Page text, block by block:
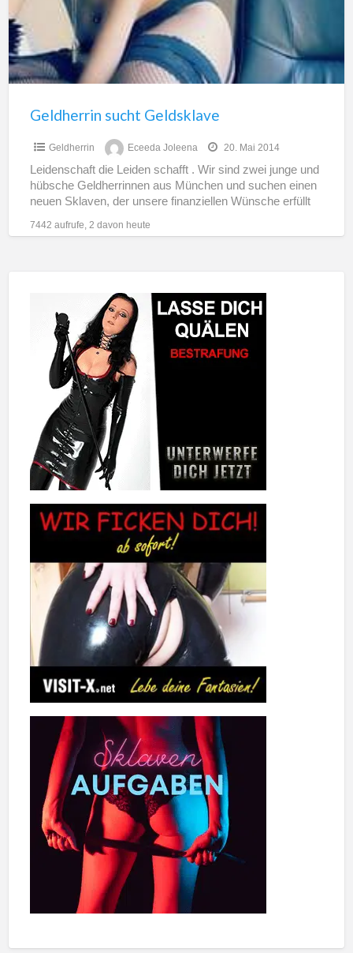
Geldherrin sucht Geldsklave
Geldherrin Eceeda Joleena 20. Mai 2014
Leidenschaft die Leiden schafft . Wir sind zwei junge und
hübsche Geldherrinnen aus München und suchen einen
neuen Sklaven, der unsere finanziellen Wünsche erfüllt
7442 aufrufe, 2 davon heute